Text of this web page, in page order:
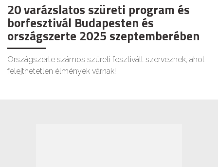
20 varázslatos szüreti program és
borfesztivál Budapesten és
országszerte 2025 szeptemberében
Országszerte számos szüreti fesztivált szerveznek, ahol
felejthetetlen élmények várnak!